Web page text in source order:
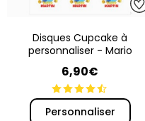
Disques Cupcake à
personnaliser - Mario
6,90€
Personnaliser